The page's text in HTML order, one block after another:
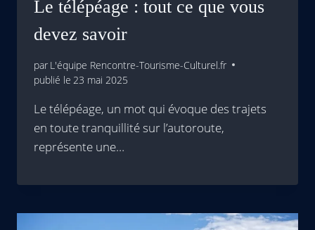
Le télépéage : tout ce que vous
devez savoir
par L'équipe Rencontre-Tourisme-Culturel.fr
publié le 23 mai 2025
Le télépéage, un mot qui évoque des trajets
en toute tranquillité sur l’autoroute,
représente une…